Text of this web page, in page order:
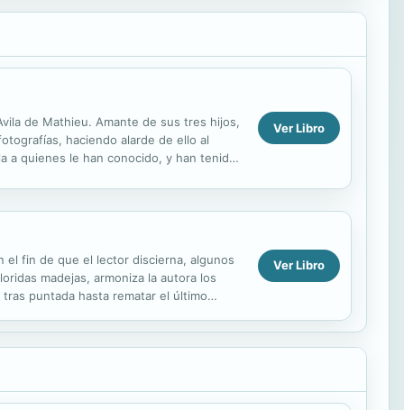
de Mathieu. Amante de sus tres hijos,
haciendo alarde de ello al
a quienes le han conocido, y han tenido
Ver Libro
el fin de que el lector discierna, algunos
madejas, armoniza la autora los
puntada hasta rematar el último
Ver Libro